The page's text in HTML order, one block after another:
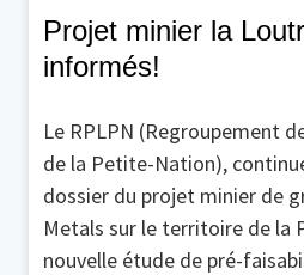
Projet minier la
informés!
Le RPLPN (Regroupement
de la Petite-Nation),
dossier du projet minier de
Metals sur le territoire de la
nouvelle étude de pré-